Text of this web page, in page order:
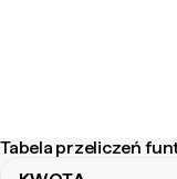
Tabela przeliczeń